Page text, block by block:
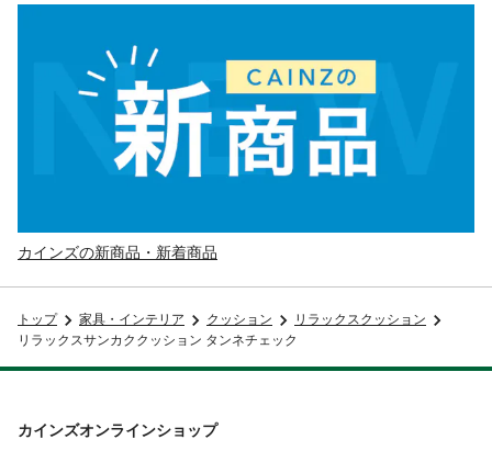
カインズの新商品・新着商品
トップ 家具・インテリア クッション
リラックスクッション
リラックスサンカククッション タンネチェック
カインズオンラインショップ